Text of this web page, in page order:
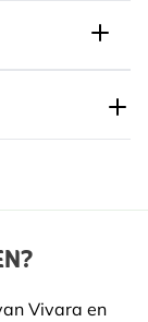
voor
Vivara en